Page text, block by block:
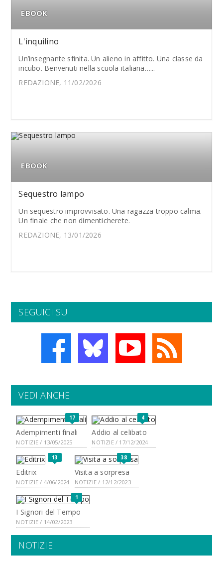
EBOOK
L'inquilino
Un’insegnante sfinita. Un alieno in affitto. Una classe da
incubo. Benvenuti nella scuola italiana…...
REDAZIONE, 11/02/2026
EBOOK
Sequestro lampo
Un sequestro improvvisato. Una ragazza troppo calma.
Un finale che non dimenticherete.
REDAZIONE, 13/01/2026
SEGUICI SU
VEDI ANCHE
17
Adempimenti finali
NOTIZIE / 13/05/2025
4
Addio al celibato
NOTIZIE / 17/12/2024
13
Editrix
NOTIZIE / 4/06/2024
38
Visita a sorpresa
NOTIZIE / 12/12/2023
1
I Signori del Tempo
NOTIZIE / 14/02/2023
NOTIZIE